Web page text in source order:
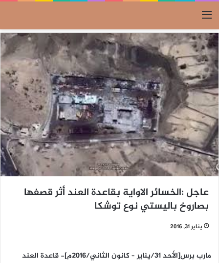
القائمة
عاجل :الخسائر الاواية بقاعدة العند أثر قصفها
بصاروخ باليستي نوع توشكا
يناير 31, 2016
مارب برس[الأحد 31/يناير – كانون الثاني/2016م]- قاعدة العند